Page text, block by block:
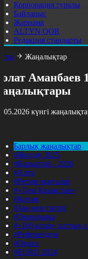
Корпорация туралы
Байланыс
Жарнама
ALTYN QOR
Редакция стандарты
Жаңалықтар
Аманбаев
күнгі
Барлық жаңалықтар
#Жолдау 2025
#Құрылтай - 2026
#Апта
#Ресми оқиғалар
#«Таза Қазақстан»
#Қоғам
#Заң мен тәртіп
#Экономика
#«100 кітап» ұлттық
#Референдум
#Оқиға
#EURO 2024